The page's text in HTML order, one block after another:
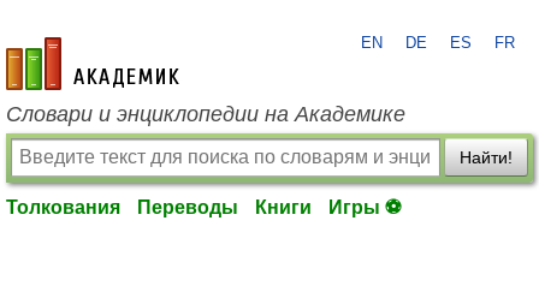
academic.ru
EN DE ES FR
Словари и энциклопедии на Академике
Найти!
Толкования Переводы Книги Игры ⚽